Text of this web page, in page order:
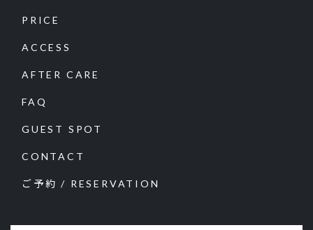
PRICE
ACCESS
AFTER CARE
FAQ
GUEST SPOT
CONTACT
ご予約 / RESERVATION